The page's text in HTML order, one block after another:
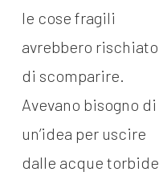
le cose fragili
avrebbero rischiato
di scomparire.
Avevano bisogno di
un’idea per uscire
dalle acque torbide